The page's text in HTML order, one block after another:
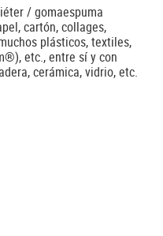
/ gomaespuma
cartón, collages,
plásticos, textiles,
etc., entre sí y con
cerámica, vidrio, etc.